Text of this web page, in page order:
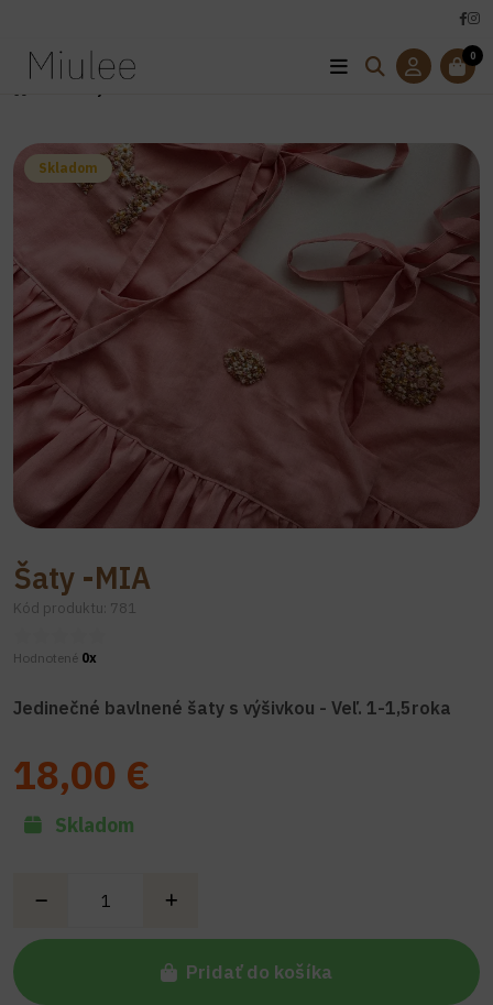
0
Skladom
Šaty -MIA
Kód produktu: 781
Hodnotené 0x
Jedinečné bavlnené šaty s výšivkou - Veľ. 1-1,5roka
Skladom
18,00 €
Pridať do košíka